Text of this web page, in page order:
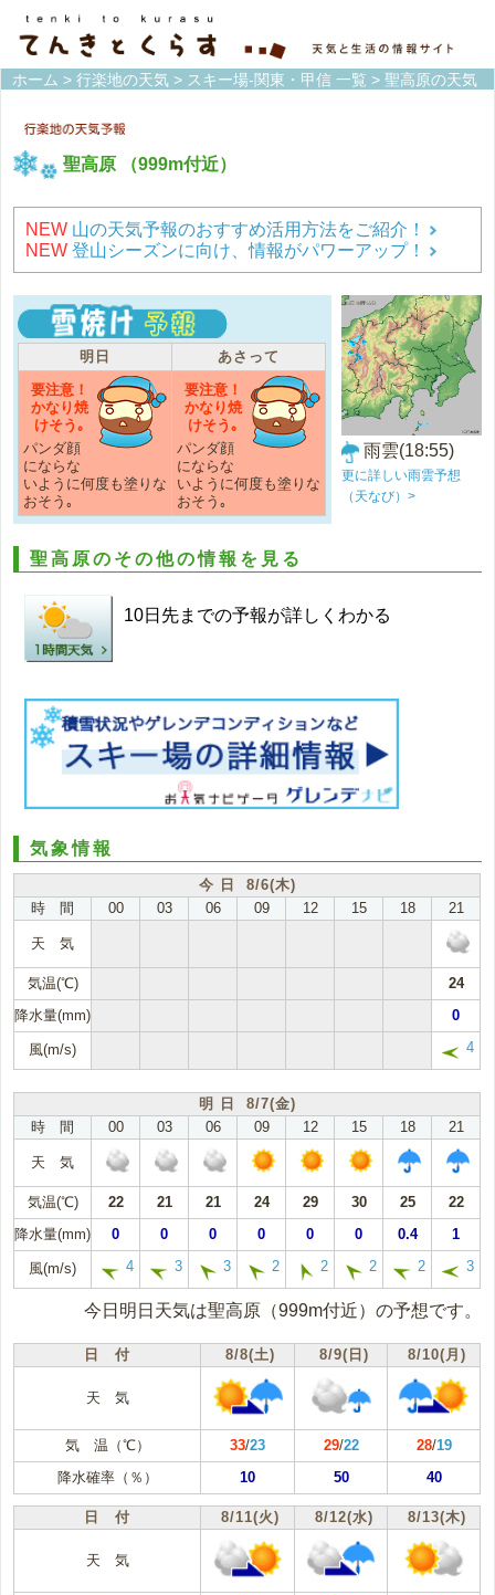
ホーム > 行楽地の天気 > スキー場-関東・甲信 一覧 > 聖高原の天気
聖高原 （999m付近）
NEW 山の天気予報のおすすめ活用方法をご紹介！
NEW 登山シーズンに向け、情報がパワーアップ！
明日
あさって
要注意！
かなり焼
けそう｡
パンダ顔
にならな
いように何度も塗りな
おそう｡
要注意！
かなり焼
けそう｡
パンダ顔
にならな
いように何度も塗りな
おそう｡
雨雲(18:55)
更に詳しい雨雲予想
（天なび）>
聖高原のその他の情報を見る
10日先までの予報が詳しくわかる
気象情報
今 日 8/6(木)
時 間
00 03 06 09 12 15 18 21
天 気
気温(℃)
24
降水量(mm)
0
風(m/s) 4
明 日 8/7(金)
時 間
00 03 06 09 12 15 18 21
天 気
気温(℃) 22 21 21 24 29 30 25
22
降水量(mm)
0 0 0 0 0 0 0.4 1
風(m/s) 4 3 3 2 2 2 2 3
今日明日天気は聖高原（999m付近）の予想です。
日 付 8/8(土) 8/9(日) 8/10(月)
天 気
気 温（℃） 33/23 29/22 28/19
降水確率（％）
10 50 40
日 付 8/11(火) 8/12(水) 8/13(木)
天 気